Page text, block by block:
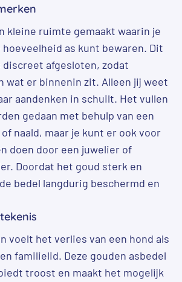
kleine ruimte gemaakt waarin je
hoeveelheid as kunt bewaren. Dit
afgesloten, zodat
wat er binnenin zit. Alleen jij weet
aandenken in schuilt. Het vullen
gedaan met behulp van een
naald, maar je kunt er ook voor
doen door een juwelier of
Doordat het goud sterk en
bedel langdurig beschermd en
voelt het verlies van een hond als
familielid. Deze gouden asbedel
troost en maakt het mogelijk